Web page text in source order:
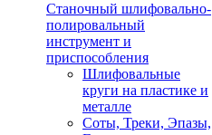
Станочный шлифовально-
полировальный
инструмент и
приспособления
Шлифовальные
круги на пластике и
металле
Соты, Треки, Эпазы,